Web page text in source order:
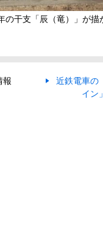
干支「辰（竜）」が描
報
近鉄電車の
イン